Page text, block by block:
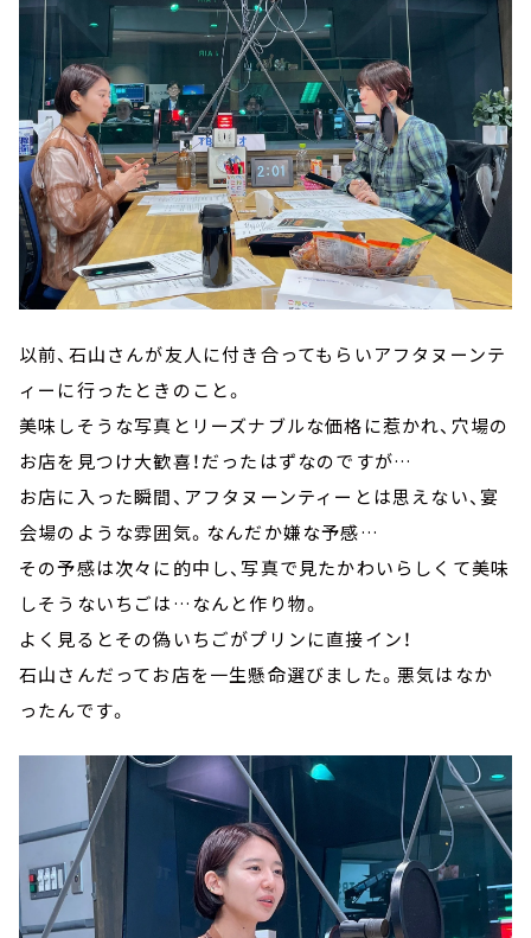
以前、石山さんが友人に付き合ってもらいアフタヌーンテ
ィーに行ったときのこと。
美味しそうな写真とリーズナブルな価格に惹かれ、穴場の
お店を見つけ大歓喜！だったはずなのですが…
お店に入った瞬間、アフタヌーンティーとは思えない、宴
会場のような雰囲気。なんだか嫌な予感…
その予感は次々に的中し、写真で見たかわいらしくて美味
しそうないちごは…なんと作り物。
よく見るとその偽いちごがプリンに直接イン！
石山さんだってお店を一生懸命選びました。悪気はなか
ったんです。